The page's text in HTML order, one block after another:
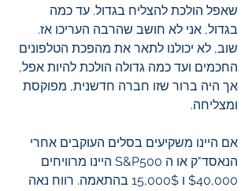
שאפל הולכת להצליח בגדול. עד כמה
בגדול, אני לא חושב שהרבה העריכו אז.
שוב, לא יכולנו לתאר את מהפכת הטלפונים
החכמים ועד כמה גדולה הולכת להיות אפל,
אך היה ברור שזו חברה חדשנית, מפוקסת
ומצליחה.
אם היינו משקיעים בסלים העוקבים אחרי
הנאסד"ק או ה S&P500 היינו מרוויחים
$40,000 ו 15,000$ בהתאמה. רווח נאה